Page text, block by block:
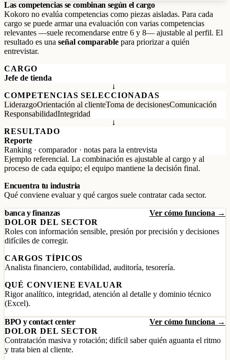
Las competencias se combinan según el cargo
Kokoro no evalúa competencias como piezas aisladas. Para cada
cargo se puede armar una evaluación con varias competencias
relevantes —suele recomendarse entre 6 y 8— ajustable al perfil. El
resultado es una señal comparable para priorizar a quién
entrevistar.
CARGO
Jefe de tienda
→
COMPETENCIAS SELECCIONADAS
LiderazgoOrientación al clienteToma de decisionesComunicación
ResponsabilidadIntegridad
→
RESULTADO
Reporte
Ranking · comparador · notas para la entrevista
Ejemplo referencial. La combinación es ajustable al cargo y al
proceso de cada equipo; el equipo mantiene la decisión final.
Encuentra tu industria
Qué conviene evaluar y qué cargos suele contratar cada sector.
banca y finanzas
Ver cómo funciona →
DOLOR DEL SECTOR
Roles con información sensible, presión por precisión y decisiones
difíciles de corregir.
CARGOS TÍPICOS
Analista financiero, contabilidad, auditoría, tesorería.
QUÉ CONVIENE EVALUAR
Rigor analítico, integridad, atención al detalle y dominio técnico
(Excel).
BPO y contact center
Ver cómo funciona →
DOLOR DEL SECTOR
Contratación masiva y rotación; difícil saber quién aguanta el ritmo
y trata bien al cliente.